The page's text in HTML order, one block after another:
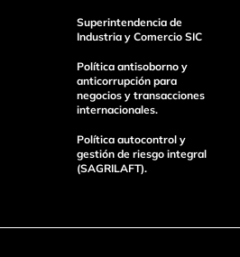
Superintendencia de
Industria y Comercio SIC
Política antisoborno y
anticorrupción para
negocios y transacciones
internacionales.
Política autocontrol y
gestión de riesgo integral
(SAGRILAFT).